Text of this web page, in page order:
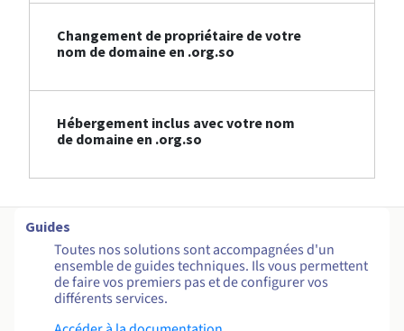
Changement de propriétaire de votre
nom de domaine en .org.so
Hébergement inclus avec votre nom
de domaine en .org.so
Guides
Toutes nos solutions sont accompagnées d'un
ensemble de guides techniques. Ils vous permettent
de faire vos premiers pas et de configurer vos
différents services.